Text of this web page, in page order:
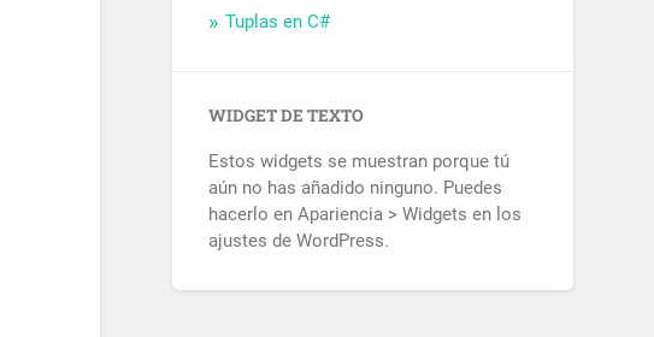
Tuplas en C#
WIDGET DE TEXTO
Estos widgets se muestran porque tú
aún no has añadido ninguno. Puedes
hacerlo en Apariencia > Widgets en los
ajustes de WordPress.